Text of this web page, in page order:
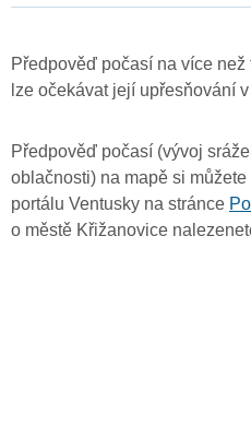
Předpověď počasí na více
lze očekávat její upřesňování
Předpověď počasí (vývoj
oblačnosti) na mapě si
portálu Ventusky na stránce
o městě Křižanovice